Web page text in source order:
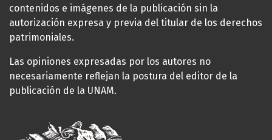
contenidos e imágenes de la publicación sin la
autorización expresa y previa del titular de los derechos
patrimoniales.
Las opiniones expresadas por los autores no
necesariamente reflejan la postura del editor de la
publicación de la UNAM.